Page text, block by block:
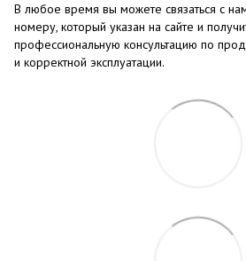
В любое время вы можете связаться с
номеру, который указан на сайте и
профессиональную консультацию по
и корректной эксплуатации.